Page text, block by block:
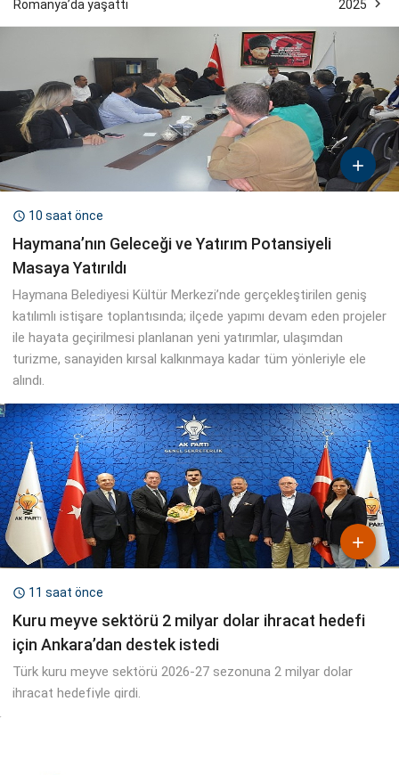
Romanya’da yaşattı
2025


 10 saat önce
Haymana’nın Geleceği ve Yatırım Potansiyeli
Masaya Yatırıldı
Haymana Belediyesi Kültür Merkezi’nde gerçekleştirilen geniş
katılımlı istişare toplantısında; ilçede yapımı devam eden projeler
ile hayata geçirilmesi planlanan yeni yatırımlar, ulaşımdan
turizme, sanayiden kırsal kalkınmaya kadar tüm yönleriyle ele
alındı.

 11 saat önce
Kuru meyve sektörü 2 milyar dolar ihracat hedefi
için Ankara’dan destek istedi
Türk kuru meyve sektörü 2026-27 sezonuna 2 milyar dolar
ihracat hedefiyle girdi.